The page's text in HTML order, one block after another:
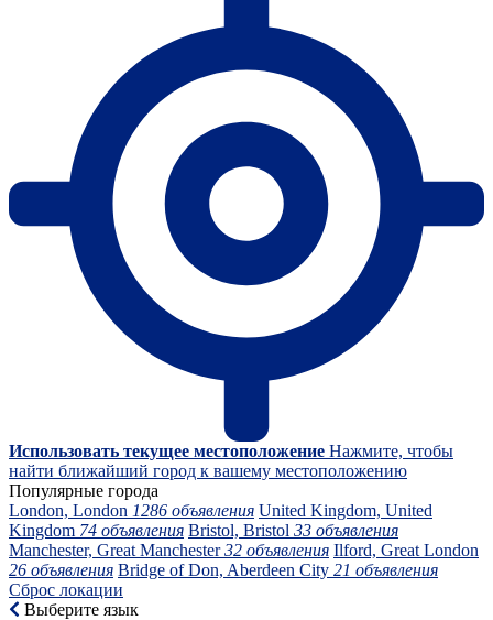
Использовать текущее местоположение Нажмите, чтобы
найти ближайший город к вашему местоположению
Популярные города
London, London 1286 объявления United Kingdom, United
Kingdom 74 объявления Bristol, Bristol 33 объявления
Manchester, Great Manchester32 объявления Ilford, Great London
26 объявления Bridge of Don, Aberdeen City 21 объявления
Сброс локации
Выберите язык